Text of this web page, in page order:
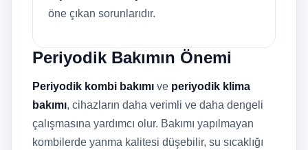
öne çıkan sorunlarıdır.
Periyodik Bakımın Önemi
Periyodik kombi bakımı ve periyodik klima
bakımı, cihazların daha verimli ve daha dengeli
çalışmasına yardımcı olur. Bakımı yapılmayan
kombilerde yanma kalitesi düşebilir, su sıcaklığı